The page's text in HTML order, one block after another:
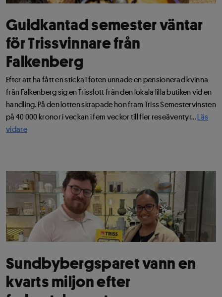
Guldkantad semester väntar
för Trissvinnare från
Falkenberg
Efter att ha fått en sticka i foten unnade en pensionerad kvinna
från Falkenberg sig en Trisslott från den lokala lilla butiken vid en
handling. På den lotten skrapade hon fram Triss Semestervinsten
på 40 000 kronor i veckan i fem veckor till fler reseäventyr... Läs
vidare
Sundbybergsparet vann en
kvarts miljon efter